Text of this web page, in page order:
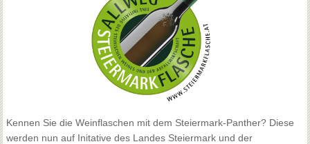
Kennen Sie die Weinflaschen mit dem Steiermark-Panther? Diese
werden nun auf Initative des Landes Steiermark und der